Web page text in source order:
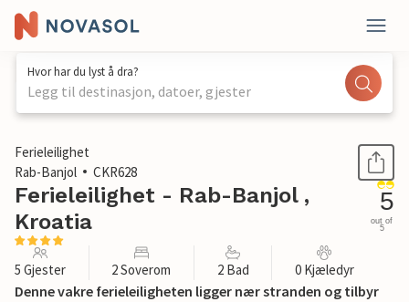
Hvor har du lyst å dra?
Legg til destinasjon, datoer, gjester
1 / 29
Ferieleilighet
Rab-Banjol
CKR628
Ferieleilighet - Rab-Banjol ,
Kroatia
5
out of
5
5 Gjester 2 Soverom 2 Bad 0 Kjæledyr
Denne vakre ferieleiligheten ligger nær stranden og tilbyr